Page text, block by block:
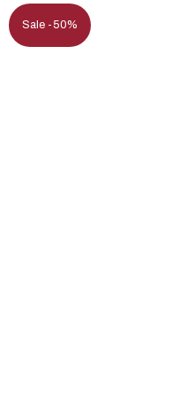
Sale -50%